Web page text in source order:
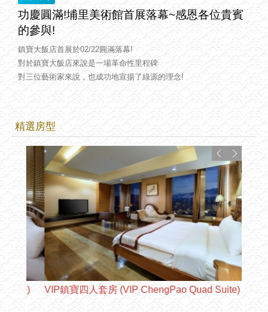
功慶圓滿!埔里美術館首展落幕~感恩各位貴賓
的參與!
鎮寶大飯店首展於02/22圓滿落幕!
對於鎮寶大飯店來說是一場革命性里程碑
對三位藝術家來說，也成功地宣揚了綠源的理念!
精選房型
VIP鎮寶四人套房 (VIP ChengPao Quad Suite)